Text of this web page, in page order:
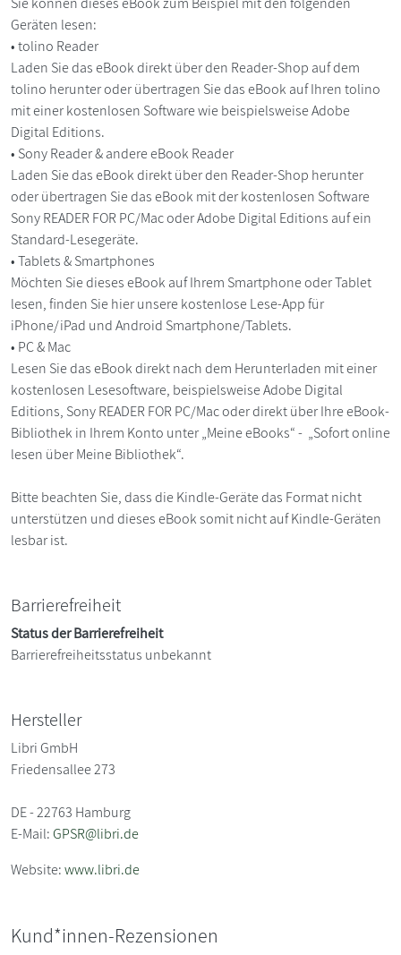
Geräten lesen:
• tolino Reader
Laden Sie das eBook direkt über den Reader-Shop auf dem
tolino herunter oder übertragen Sie das eBook auf Ihren tolino
mit einer kostenlosen Software wie beispielsweise Adobe
Digital Editions.
• Sony Reader & andere eBook Reader
Laden Sie das eBook direkt über den Reader-Shop herunter
oder übertragen Sie das eBook mit der kostenlosen Software
Sony READER FOR PC/Mac oder Adobe Digital Editions auf ein
Standard-Lesegeräte.
• Tablets & Smartphones
Möchten Sie dieses eBook auf Ihrem Smartphone oder Tablet
lesen, finden Sie hier unsere kostenlose Lese-App für
iPhone/iPad und Android Smartphone/Tablets.
• PC & Mac
Lesen Sie das eBook direkt nach dem Herunterladen mit einer
kostenlosen Lesesoftware, beispielsweise Adobe Digital
Editions, Sony READER FOR PC/Mac oder direkt über Ihre eBook-
Bibliothek in Ihrem Konto unter „Meine eBooks“ - „Sofort online
lesen über Meine Bibliothek“.
Bitte beachten Sie, dass die Kindle-Geräte das Format nicht
unterstützen und dieses eBook somit nicht auf Kindle-Geräten
lesbar ist.
Barrierefreiheit
Status der Barrierefreiheit
Barrierefreiheitsstatus unbekannt
Hersteller
Libri GmbH
Friedensallee 273
DE - 22763 Hamburg
E-Mail:GPSR@libri.de
Website:www.libri.de
Kund*innen-Rezensionen